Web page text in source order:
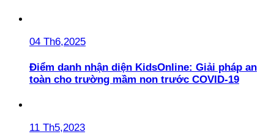
04 Th6,2025
Điểm danh nhận diện KidsOnline: Giải pháp an
toàn cho trường mầm non trước COVID-19
11 Th5,2023